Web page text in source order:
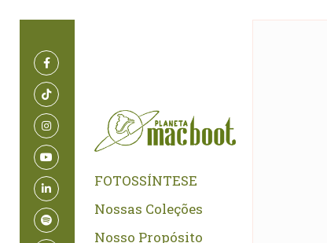
FOTOSSÍNTESE
Nossas Coleções
Nosso Propósito